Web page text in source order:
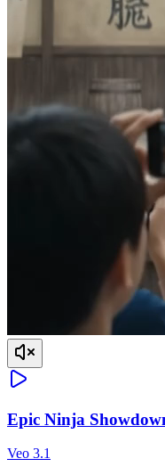
Epic Ninja
Veo 3.1